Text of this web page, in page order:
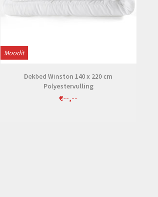
Moodit
Dekbed Winston 140 x 220 cm
Polyestervulling
€--,--